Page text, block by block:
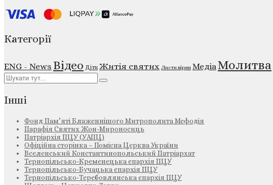
Категорії
ENG - News Відео Діти Житія святих Листи вірян МедіаМолитва
Інші
Фонд Пам’яті Блаженнішого Митрополита Мефодія
Парафія Святих Жон-Мироносиць
Патріархія ПЦУ (УАПЦ)
Офіційна сторінка – Помісна Церква України
Вселенський Константинопольський Патріархат
Тернопільсько-Кременецька єпархія ПЦУ
Тернопільсько-Бучацька єпархія ПЦУ
Тернопільсько-Теребовлянська єпархія ПЦУ